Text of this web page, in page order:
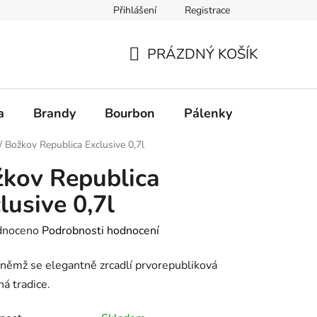
Přihlášení Registrace
KOŠÍK
PRÁZDNÝ KOŠÍK
Brandy Bourbon Pálenky
/ Božkov Republica Exclusive 0,7l
Republica
0,7l
Podrobnosti hodnocení
se elegantně zrcadlí prvorepubliková
tradice.